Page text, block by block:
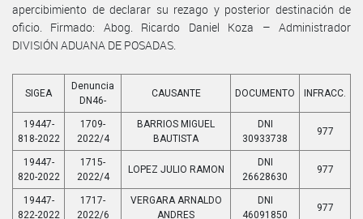
apercibimiento de declarar su rezago y posterior destinación de
oficio. Firmado: Abog. Ricardo Daniel Koza – Administrador
DIVISIÓN ADUANA DE POSADAS.
SIGEA
Denuncia
DN46-
CAUSANTE DOCUMENTO INFRACC.
19447-
818-2022
1709-
2022/4
BARRIOS MIGUEL
BAUTISTA
DNI
30933738
977
19447-
820-2022
1715-
2022/4
LOPEZ JULIO RAMON
DNI
26628630
977
19447-
822-2022
1717-
2022/6
VERGARA ARNALDO
ANDRES
DNI
46091850
977